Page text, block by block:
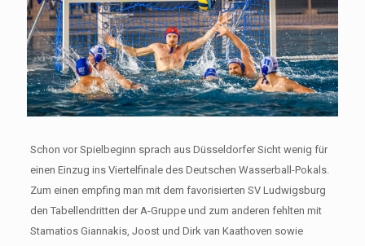
Schon vor Spielbeginn sprach aus Düsseldorfer Sicht wenig für
einen Einzug ins Viertelfinale des Deutschen Wasserball-Pokals.
Zum einen empfing man mit dem favorisierten SV Ludwigsburg
den Tabellendritten der A-Gruppe und zum anderen fehlten mit
Stamatios Giannakis, Joost und Dirk van Kaathoven sowie